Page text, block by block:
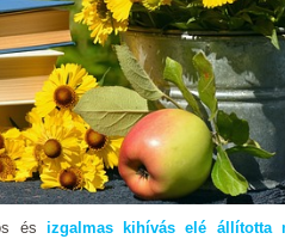
és izgalmas kihívás elé állította